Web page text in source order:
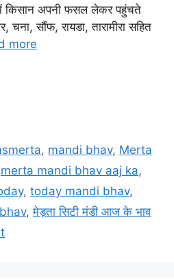
में किसान अपनी फसल लेकर पहुंचते
चना, सौंफ, रायडा, तारामीरा सहित
more
, mandi bhav, Merta
merta mandi bhav aaj ka,
, today mandi bhav,
,मेड़ता सिटी मंडी आज के भाव